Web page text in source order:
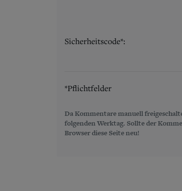
Sicherheitscode*:
*Pflichtfelder
Da Kommentare manuell
folgenden Werktag. Sollte der
Browser diese Seite neu!